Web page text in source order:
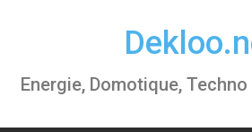
Energie, Domotique,